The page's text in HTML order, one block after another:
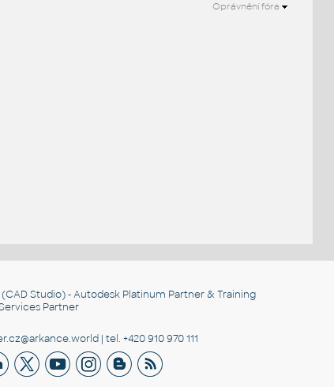
Oprávnění fóra
(CAD Studio) - Autodesk Platinum Partner & Training
Partner
| tel. +420 910 970 111